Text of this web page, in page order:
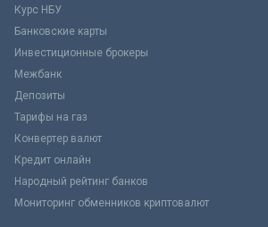
Курс НБУ
Банковские карты
Инвестиционные брокеры
Межбанк
Депозиты
Тарифы на газ
Конвертер валют
Кредит онлайн
Народный рейтинг банков
Мониторинг обменников криптовалют